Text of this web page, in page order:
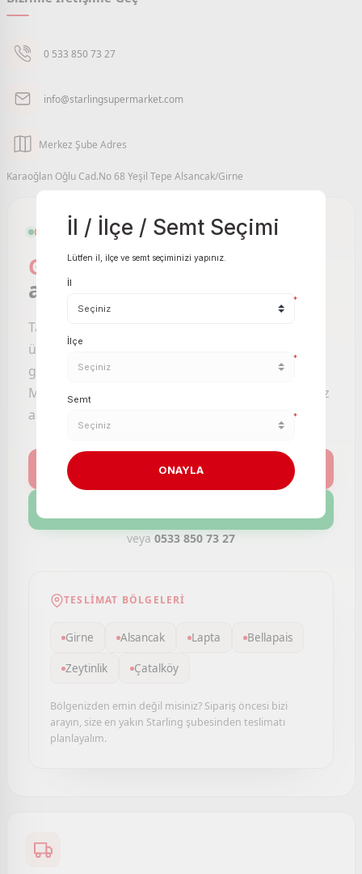
0 533 850 73 27
info@starlingsupermarket.com
Merkez Şube Adres
Karaoğlan Oğlu Cad.No 68 Yeşil Tepe Alsancak/Girne
GIRNE VE ÇEVRESI ONLINE MARKET
Girne Online Market
ayağınıza gelsin.
Taze meyve sebzeden temel gıdaya, binlerce
ürünü birkaç tıkla sipariş edin; Starling
güvencesiyle aynı gün kapınıza getirelim.
Mağazaya gitmeden, sıra beklemeden, dilediğiniz
an alışveriş yapın.
Kategoriler
veya 0533 850 73 27
TESLIMAT BÖLGELERI
Girne Alsancak Lapta Bellapais
Zeytinlik Çatalköy
Bölgenizden emin değil misiniz? Sipariş öncesi bizi
arayın, size en yakın Starling şubesinden teslimatı
planlayalım.
İl / İlçe / Semt Seçimi
Lütfen il, ilçe ve semt seçiminizi yapınız.
İl
*
İlçe
*
Semt
*
ONAYLA